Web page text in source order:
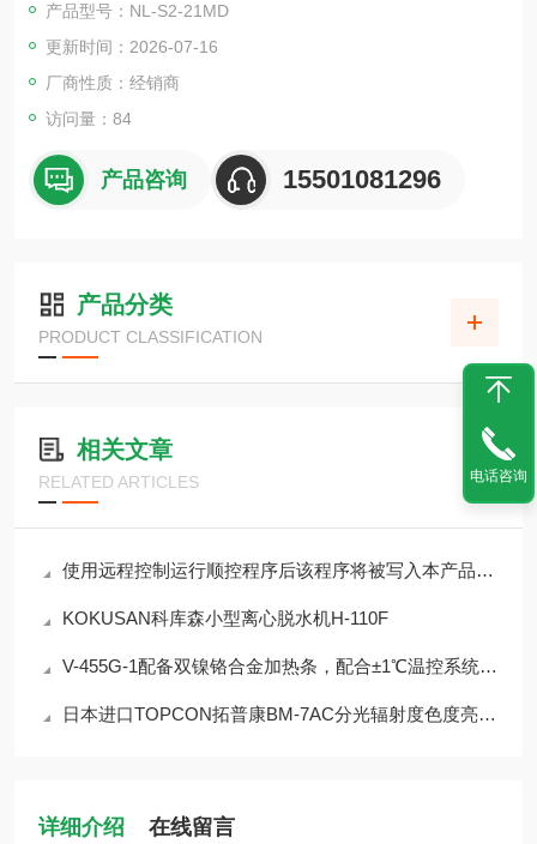
阀成套气路
产品型号：NL-S2-21MD
更新时间：2026-07-16
厂商性质：经销商
访问量：84
产品咨询 15501081296
产品分类
PRODUCT CLASSIFICATION
相关文章
RELATED ARTICLES
使用远程控制运行顺控程序后该程序将被写入本产品并可从面板执行 PWR801ML
KOKUSAN科库森小型离心脱水机H-110F
V-455G-1配备双镍铬合金加热条，配合±1℃温控系统，确保封口强度无气泡
日本进口TOPCON拓普康BM-7AC分光辐射度色度亮度计
详细介绍 在线留言
电话咨询